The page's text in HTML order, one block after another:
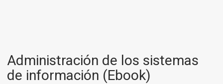
Administración de los sistemas
de información (Ebook)